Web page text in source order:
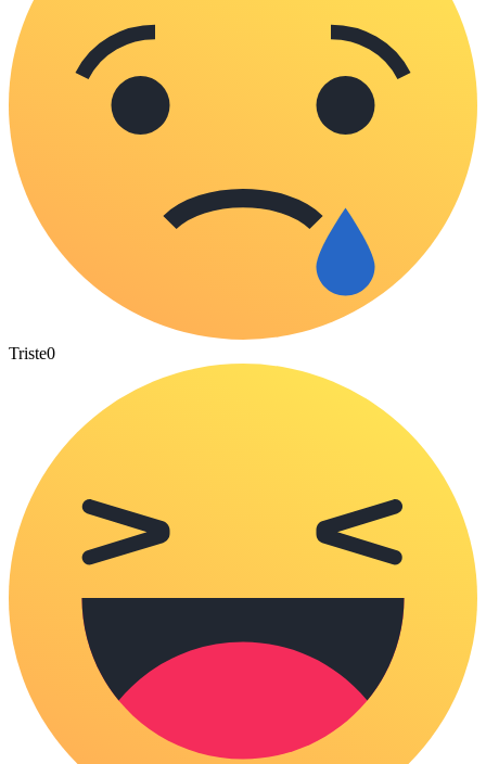
Triste0